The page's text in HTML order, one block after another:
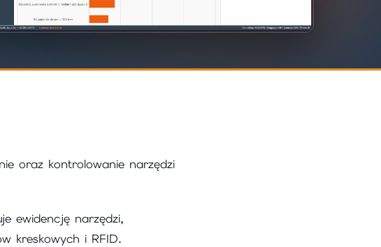
oraz kontrolowanie narzędzi
ewidencję narzędzi,
kreskowych i RFID.